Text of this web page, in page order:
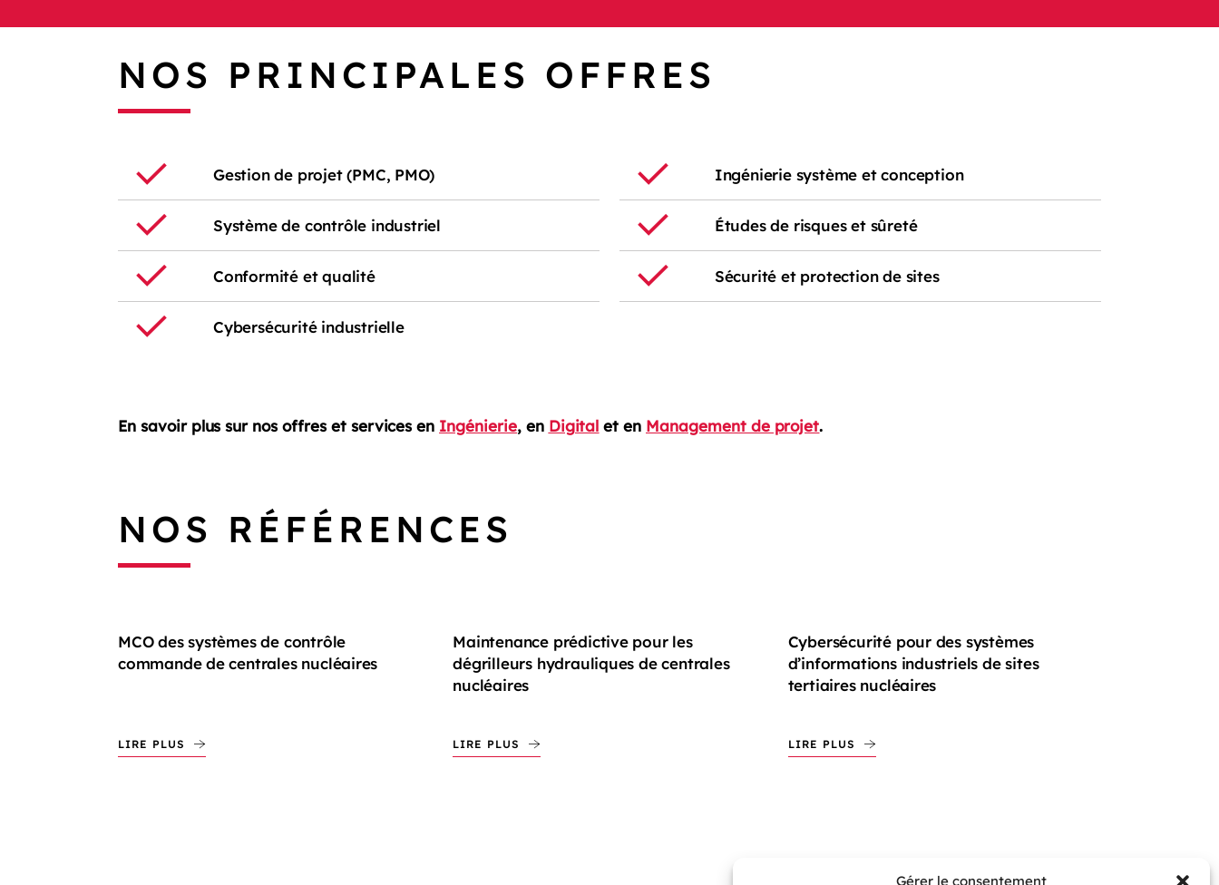
Gérer le consentement
NOS PRINCIPALES OFFRES
Gestion de projet (PMC, PMO) Ingénierie système et conception
Système de contrôle industriel Études de risques et sûreté
Conformité et qualité Sécurité et protection de sites
Cybersécurité industrielle
En savoir plus sur nos offres et services en Ingénierie,en Digital et en Management de projet.
NOS RÉFÉRENCES
MCO des systèmes de contrôle
commande de centrales nucléaires
LIRE PLUS
Maintenance prédictive pour les
dégrilleurs hydrauliques de centrales
nucléaires
LIRE PLUS
Cybersécurité pour des systèmes
d’informations industriels de sites
tertiaires nucléaires
LIRE PLUS